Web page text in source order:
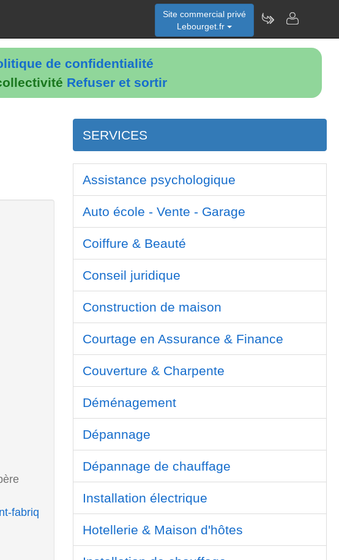
de confidentialité
Refuser et sortir
Site commercial privé
Lebourget.fr
fabriq
SERVICES
Assistance psychologique
Auto école - Vente - Garage
Coiffure & Beauté
Conseil juridique
Construction de maison
Courtage en Assurance & Finance
Couverture & Charpente
Déménagement
Dépannage
Dépannage de chauffage
Installation électrique
Hotellerie & Maison d'hôtes